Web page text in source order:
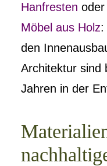
Hanfresten oder
Möbel aus Holz:
den
Architektur sind
Jahren in der